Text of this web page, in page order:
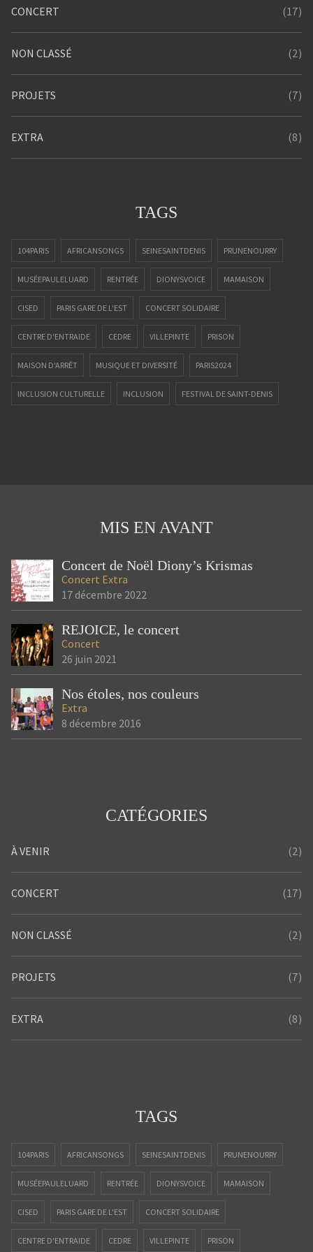
CONCERT (17)
NON CLASSÉ (2)
PROJETS (7)
EXTRA (8)
TAGS
104PARIS AFRICANSONGS SEINESAINTDENIS PRUNENOURRY
MUSÉEPAULELUARD RENTRÉE DIONYSVOICE MAMAISON
CISED PARIS GARE DE L'EST CONCERT SOLIDAIRE
CENTRE D'ENTRAIDE CEDRE VILLEPINTE PRISON
MAISON D'ARRÊT MUSIQUE ET DIVERSITÉ PARIS2024
INCLUSION CULTURELLE INCLUSION FESTIVAL DE SAINT-DENIS
SAINT DENIS
MIS EN AVANT
Concert de Noël Diony’s Krismas
Concert Extra
17 décembre 2022
REJOICE, le concert
Concert
26 juin 2021
Nos étoles, nos couleurs
Extra
8 décembre 2016
CATÉGORIES
À VENIR (2)
CONCERT (17)
NON CLASSÉ (2)
PROJETS (7)
EXTRA (8)
TAGS
104PARIS AFRICANSONGS SEINESAINTDENIS PRUNENOURRY
MUSÉEPAULELUARD RENTRÉE DIONYSVOICE MAMAISON
CISED PARIS GARE DE L'EST CONCERT SOLIDAIRE
CENTRE D'ENTRAIDE CEDRE VILLEPINTE PRISON